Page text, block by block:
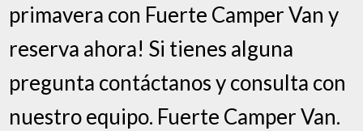
primavera con Fuerte Camper Van y
reserva ahora! Si tienes alguna
pregunta contáctanos y consulta con
nuestro equipo. Fuerte Camper Van.